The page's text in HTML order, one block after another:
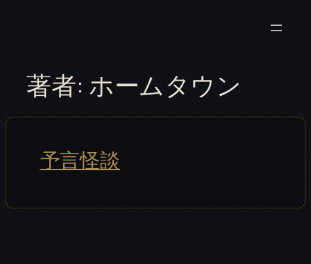
プ
著者: ホームタウン
予言怪談